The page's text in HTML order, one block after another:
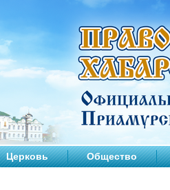
Церковь Общество